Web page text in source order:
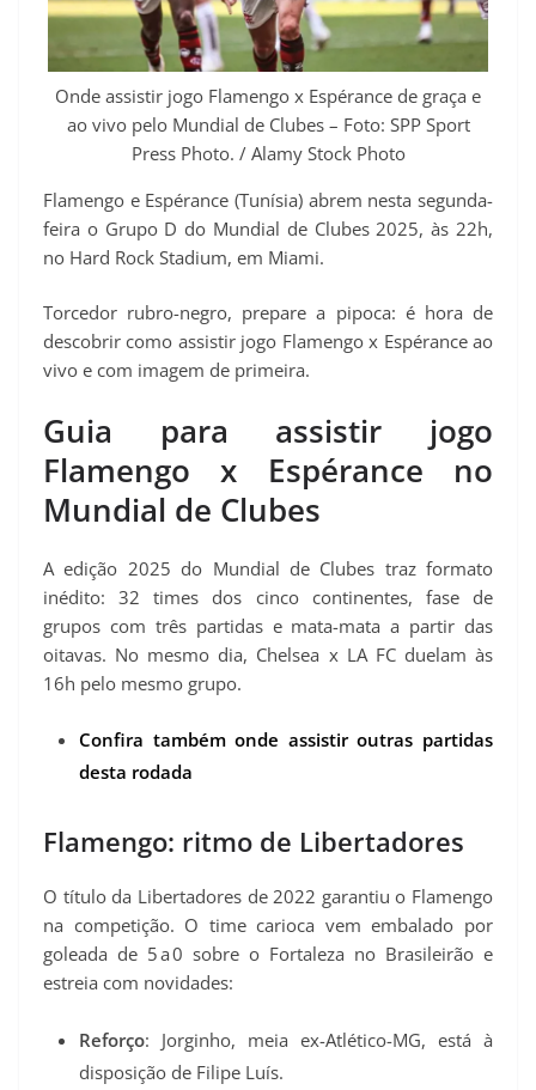
k
s
t
k
Onde assistir jogo Flamengo x Espérance de graça e
ao vivo pelo Mundial de Clubes – Foto: SPP Sport
Press Photo. / Alamy Stock Photo
Flamengo e Espérance (Tunísia) abrem nesta segunda-
feira o Grupo D do Mundial de Clubes 2025, às 22h,
no Hard Rock Stadium, em Miami.
Torcedor rubro-negro, prepare a pipoca: é hora de
descobrir como assistir jogo Flamengo x Espérance ao
vivo e com imagem de primeira.
Guia para assistir jogo
Flamengo x Espérance no
Mundial de Clubes
A edição 2025 do Mundial de Clubes traz formato
inédito: 32 times dos cinco continentes, fase de
grupos com três partidas e mata-mata a partir das
oitavas. No mesmo dia, Chelsea x LA FC duelam às
16h pelo mesmo grupo.
Confira também onde assistir outras partidas
desta rodada
Flamengo: ritmo de Libertadores
O título da Libertadores de 2022 garantiu o Flamengo
na competição. O time carioca vem embalado por
goleada de 5 a 0 sobre o Fortaleza no Brasileirão e
estreia com novidades:
Reforço: Jorginho, meia ex-Atlético-MG, está à
disposição de Filipe Luís.